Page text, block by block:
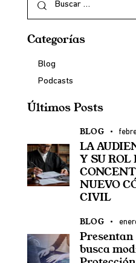
Categorías
Blog
Podcasts
Últimos Posts
BLOG
LA
Y SU ROL
NUEVO
CIVIL
BLOG
Presentan
busca